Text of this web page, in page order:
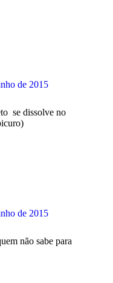
de 2015
se dissolve no
de 2015
não sabe para